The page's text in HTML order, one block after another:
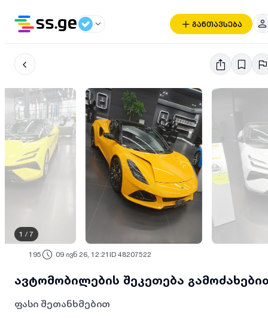
განთავსება
1 / 7
195 09 ივნ 26, 12:21 ID 48207522
ავტომობილების შეკეთება
ფასი შეთანხმებით